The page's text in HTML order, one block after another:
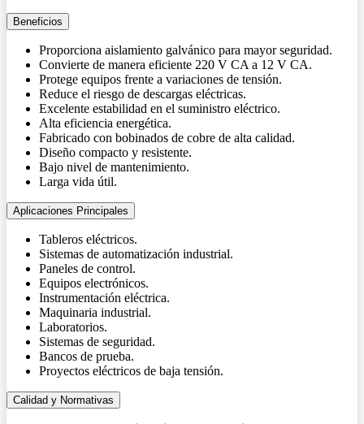
Beneficios
Proporciona aislamiento galvánico para mayor seguridad.
Convierte de manera eficiente 220 V CA a 12 V CA.
Protege equipos frente a variaciones de tensión.
Reduce el riesgo de descargas eléctricas.
Excelente estabilidad en el suministro eléctrico.
Alta eficiencia energética.
Fabricado con bobinados de cobre de alta calidad.
Diseño compacto y resistente.
Bajo nivel de mantenimiento.
Larga vida útil.
Aplicaciones Principales
Tableros eléctricos.
Sistemas de automatización industrial.
Paneles de control.
Equipos electrónicos.
Instrumentación eléctrica.
Maquinaria industrial.
Laboratorios.
Sistemas de seguridad.
Bancos de prueba.
Proyectos eléctricos de baja tensión.
Calidad y Normativas